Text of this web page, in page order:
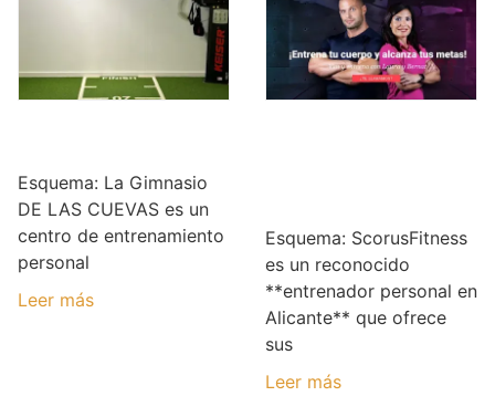
Esquema: La Gimnasio
DE LAS CUEVAS es un
centro de entrenamiento
personal
Leer más
Esquema: ScorusFitness
es un reconocido
**entrenador personal en
Alicante** que ofrece
sus
Leer más